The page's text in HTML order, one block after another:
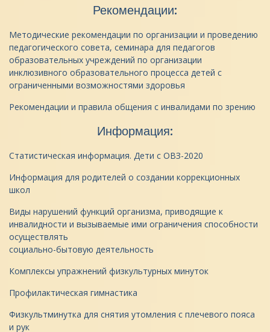
Рекомендации:
Методические рекомендации по организации и проведению
педагогического совета, семинара для педагогов
образовательных учреждений по организации
инклюзивного образовательного процесса детей с
ограниченными возможностями здоровья
Рекомендации и правила общения с инвалидами по зрению
Информация:
Статистическая информация. Дети с ОВЗ-2020
Информация для родителей о создании коррекционных
школ
Виды нарушений функций организма, приводящие к
инвалидности и вызываемые ими ограничения способности
осуществлять
социально-бытовую деятельность
Комплексы упражнений физкультурных минуток
Профилактическая гимнастика
Физкультминутка для снятия утомления с плечевого пояса
и рук